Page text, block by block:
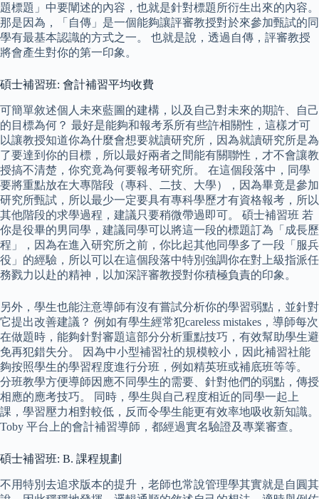
題標題」中要闡述的內容，也就是針對標題所衍生出來的內容。
那是因為，「自傳」是一個能夠讓評審教授對於來參加甄試的同
學有最基本認識的方式之一。 也就是說，透過自傳，評審教授
將會產生對你的第一印象。
碩士補習班: 會計補習平均收費
可簡單敘述個人未來藍圖的建構，以及自己對未來的期許、自己
的目標為何？ 最好是能夠和報考系所有些許相關性，這樣才可
以讓教授知道你為什麼會想要就讀研究所，因為就讀研究所是為
了要達到你的目標，所以最好兩者之間能有關聯性，才不會讓教
授搞不清楚，你究竟為何要報考研究所。 在這個段落中，同學
要將重點放在大專階段（專科、二技、大學），因為畢竟是參加
研究所甄試，所以最少一定要具有專科學歷才有資格報考，所以
其他階段的求學過程，建議只要稍微帶過即可。 碩士補習班 若
你是役畢的男同學，建議同學可以將這一段的標題訂為「成長歷
程」，因為在進入研究所之前，你比起其他同學多了一段「服兵
役」的經驗，所以可以在這個段落中特別強調你在對上級指派任
務戮力以赴的精神，以加深評審教授對你積極負責的印象。
另外，學生也能注意導師有沒有嘗試分析你的學習弱點，並針對
它提出改善建議？ 例如有學生經常犯careless mistakes，導師每次
在做題時，能夠針對審題這部分分析重點技巧，有效幫助學生避
免再犯錯失分。 因為中小型補習社的規模較小，因此補習社能
夠按照學生的學習程度進行分班，例如精英班或補底班等等。
分班教學方便導師因應不同學生的需要、針對他們的弱點，傳授
相應的應考技巧。 同時，學生與自己程度相近的同學一起上
課，學習壓力相對較低，反而令學生能更有效率地吸收新知識。
Toby 平台上的會計補習導師，都經過實名驗證及專業審查。
碩士補習班: B. 課程規劃
不用特別去追求版本的提升，老師也常說管理學其實就是自圓其